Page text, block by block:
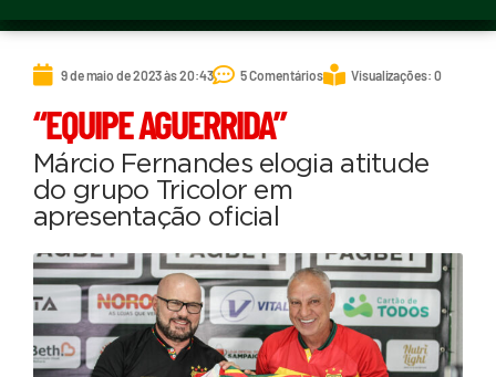
9 de maio de 2023 às 20:43 5 Comentários Visualizações: 0
“EQUIPE AGUERRIDA”
Márcio Fernandes elogia atitude
do grupo Tricolor em
apresentação oficial